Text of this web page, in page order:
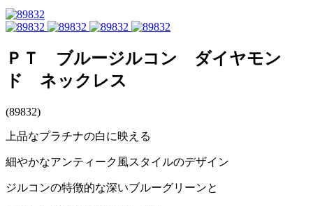
ＰＴ ブルージルコン ダイヤモン
ド ネックレス
(89832)
上品なプラチナの白に映える
細やかなアンティーク風スタイルのデザイン
ジルコンの特徴的な深いブルーグリーンと